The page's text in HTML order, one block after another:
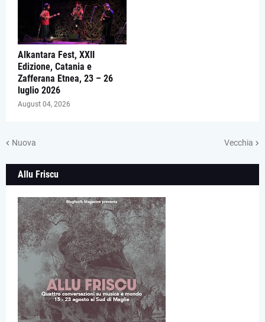
Alkantara Fest, XXII
Edizione, Catania e
Zafferana Etnea, 23 – 26
luglio 2026
August 04, 2026
Nuova Vecchia
Allu Friscu